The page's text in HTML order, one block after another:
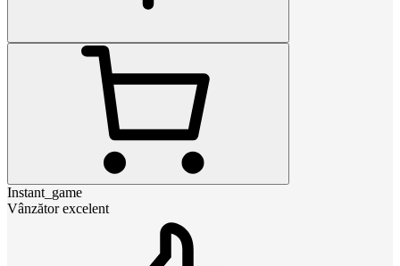
Instant_game
Vânzător excelent